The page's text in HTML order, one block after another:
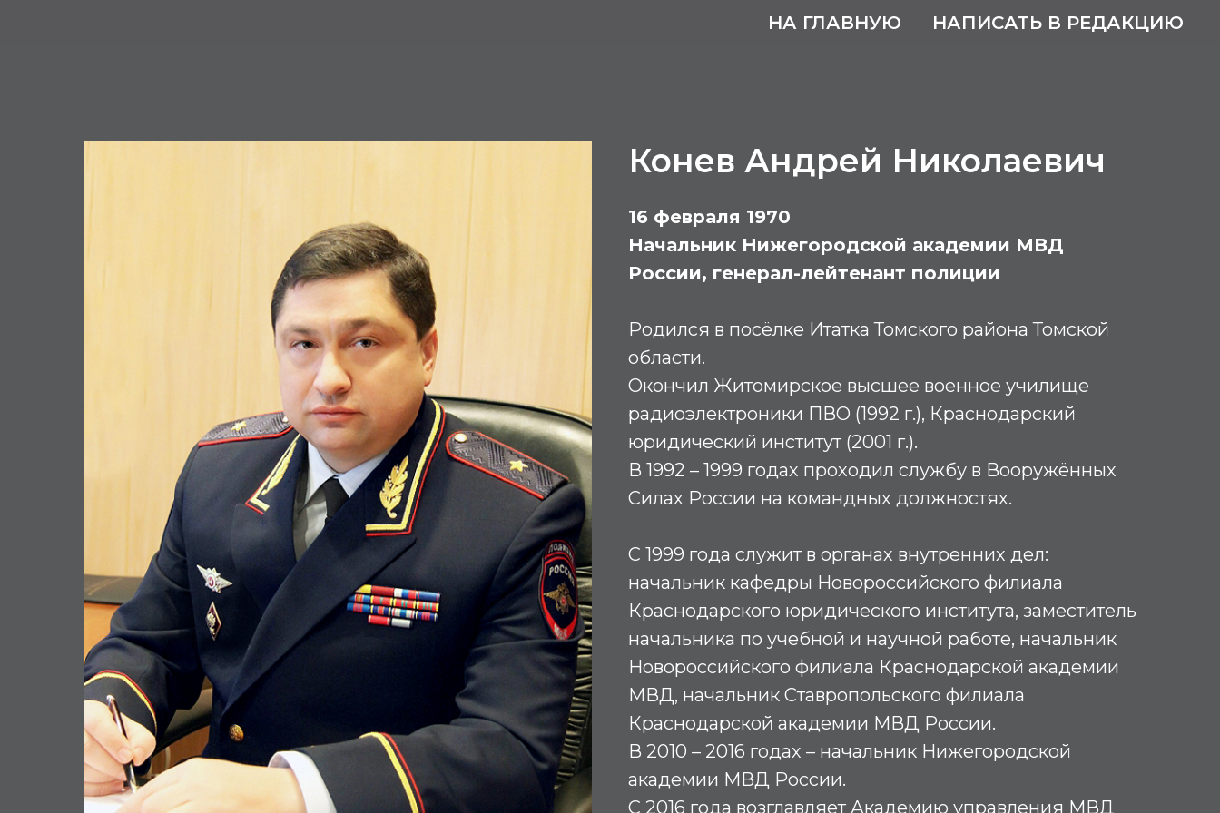
НА ГЛАВНУЮ НАПИСАТЬ В РЕДАКЦИЮ
Конев Андрей Николаевич
16 февраля 1970
Начальник Нижегородской академии МВД
России, генерал-лейтенант полиции
Родился в посёлке Итатка Томского района Томской
области.
Окончил Житомирское высшее военное училище
радиоэлектроники ПВО (1992 г.), Краснодарский
юридический институт (2001 г.).
В 1992 – 1999 годах проходил службу в Вооружённых
Силах России на командных должностях.
С 1999 года служит в органах внутренних дел:
начальник кафедры Новороссийского филиала
Краснодарского юридического института, заместитель
начальника по учебной и научной работе, начальник
Новороссийского филиала Краснодарской академии
МВД, начальник Ставропольского филиала
Краснодарской академии МВД России.
В 2010 – 2016 годах – начальник Нижегородской
академии МВД России.
С 2016 года возглавляет Академию управления МВД